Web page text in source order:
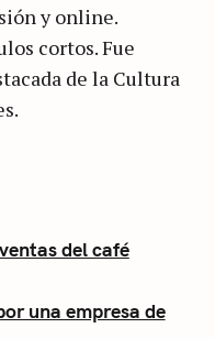
y online.
cortos. Fue
de la Cultura
del café
una empresa de